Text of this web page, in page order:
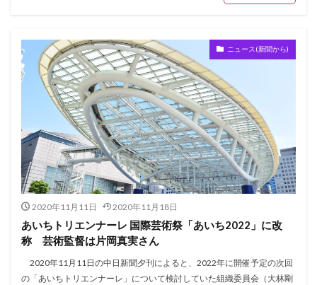
ニュース(新聞から)
2020年11月11日 2020年11月18日
あいちトリエンナーレ 国際芸術祭「あいち2022」に改
称 芸術監督は片岡真実さん
2020年11月11日の中日新聞夕刊によると、2022年に開催予定の次回
の「あいちトリエンナーレ」について検討していた組織委員会（大林剛